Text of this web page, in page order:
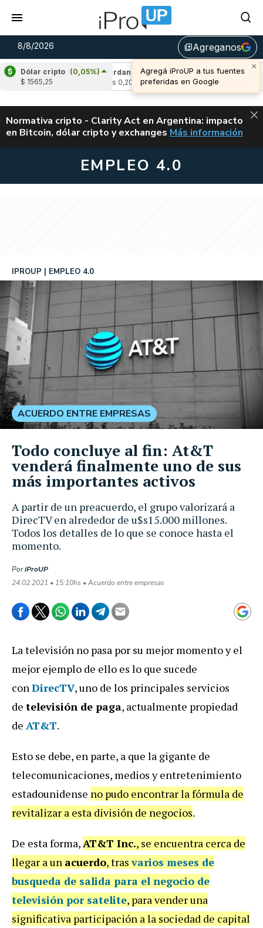
8/8/2026 library_addAgreganos
×
Agregá iProUP a tus fuentes
preferidas en Google
Dólar cripto (0,05%)
$ 1565,25
Cardano (0,56%)
u$s 0,20
Avalanche
u$s 6,55
ALERTA
Normativa cripto - Clarity Act en Argentina: impacto
en Bitcoin, dólar cripto y exchanges CLARITY ACT EN
Más información
EMPLEO 4.0
A partir de un preacuerdo, el grupo valorizará a
DirecTV en alrededor de u$s15.000 millones.
Todos los detalles de lo que se conoce hasta el
momento.
IPROUP EMPLEO 4.0
PoriProUP
24.02.2021 • 15:10hs • Acuerdo entre empresas
ACUERDO ENTRE EMPRESAS
Todo concluye al fin: At&T
venderá finalmente uno de sus
más importantes activos
La televisión no pasa por su mejor momento y el
mejor ejemplo de ello es lo que sucede
conDirecTV, uno de los principales servicios
de televisión de paga, actualmente propiedad
de AT&T.
Esto se debe, en parte, a que la gigante de
telecomunicaciones, medios y entretenimiento
estadounidense no pudo encontrar la fórmula de
revitalizar a esta división de negocios.
De esta forma,AT&T Inc., se encuentra cerca de
llegar a un acuerdo, trasvarios meses de
busqueda de salida para el negocio de
televisión por satelite, para vender una
significativa participación a la sociedad de capital